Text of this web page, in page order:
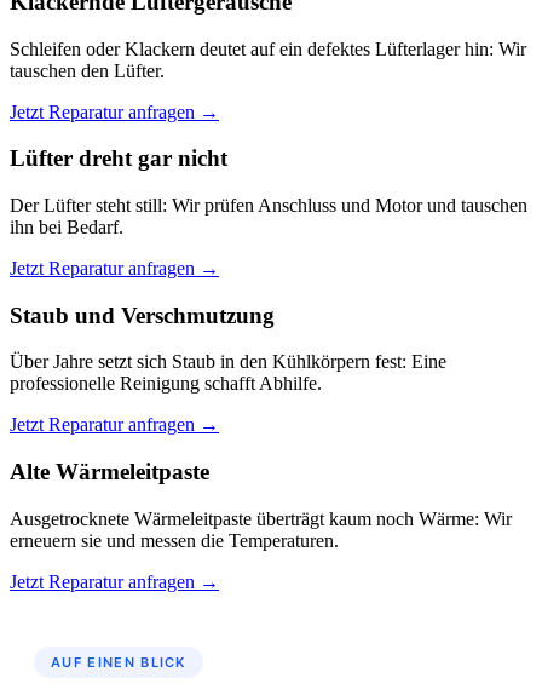
Schleifen oder Klackern deutet auf ein defektes Lüfterlager hin: Wir
tauschen den Lüfter.
Jetzt Reparatur anfragen →
Lüfter dreht gar nicht
Der Lüfter steht still: Wir prüfen Anschluss und Motor und tauschen
ihn bei Bedarf.
Jetzt Reparatur anfragen →
Staub und Verschmutzung
Über Jahre setzt sich Staub in den Kühlkörpern fest: Eine
professionelle Reinigung schafft Abhilfe.
Jetzt Reparatur anfragen →
Alte Wärmeleitpaste
Ausgetrocknete Wärmeleitpaste überträgt kaum noch Wärme: Wir
erneuern sie und messen die Temperaturen.
Jetzt Reparatur anfragen →
AUF EINEN BLICK